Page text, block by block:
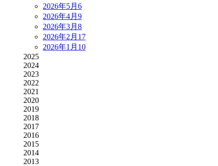
2026年5月 6
2026年4月 9
2026年3月 8
2026年2月 17
2026年1月 10
2025
2024
2023
2022
2021
2020
2019
2018
2017
2016
2015
2014
2013